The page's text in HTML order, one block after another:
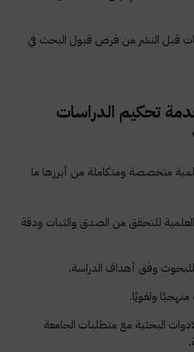
قبل النشر من فرص قبول البحث في
تحكيم الدراسات
متخصصة ومتكاملة من أبرزها ما
للتحقق من الصدق والثبات ودقة
للبحوث وفق أهداف الدراسة.
ولغويًا.
البحثية مع متطلبات الجامعة